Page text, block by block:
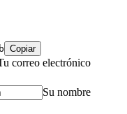
Copiar
correo electrónico
Su nombre